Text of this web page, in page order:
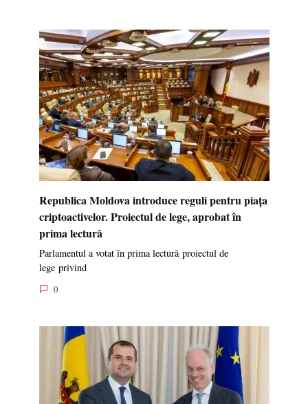
Republica Moldova introduce reguli pentru piața
criptoactivelor. Proiectul de lege, aprobat în
prima lectură
Parlamentul a votat în prima lectură proiectul de
lege privind
0